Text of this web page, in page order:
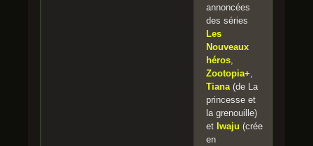
annoncées
des séries
Les
Nouveaux
héros
Zootopia+
Tiana (de La
princesse et
la grenouille)
et Iwaju (crée
en